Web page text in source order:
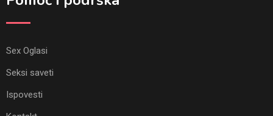
Sex Oglasi
Seksi saveti
Ispovesti